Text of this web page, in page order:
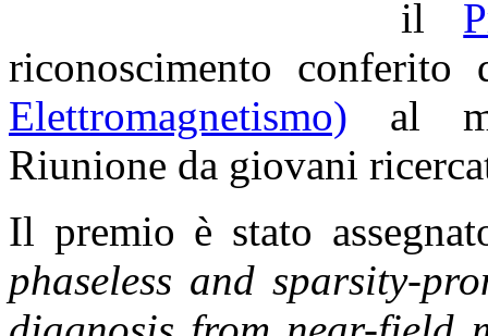
il
riconoscimento
Elettromagnetismo) al
Riunione da giovani
Il premio è stato
phaseless and sparsity-